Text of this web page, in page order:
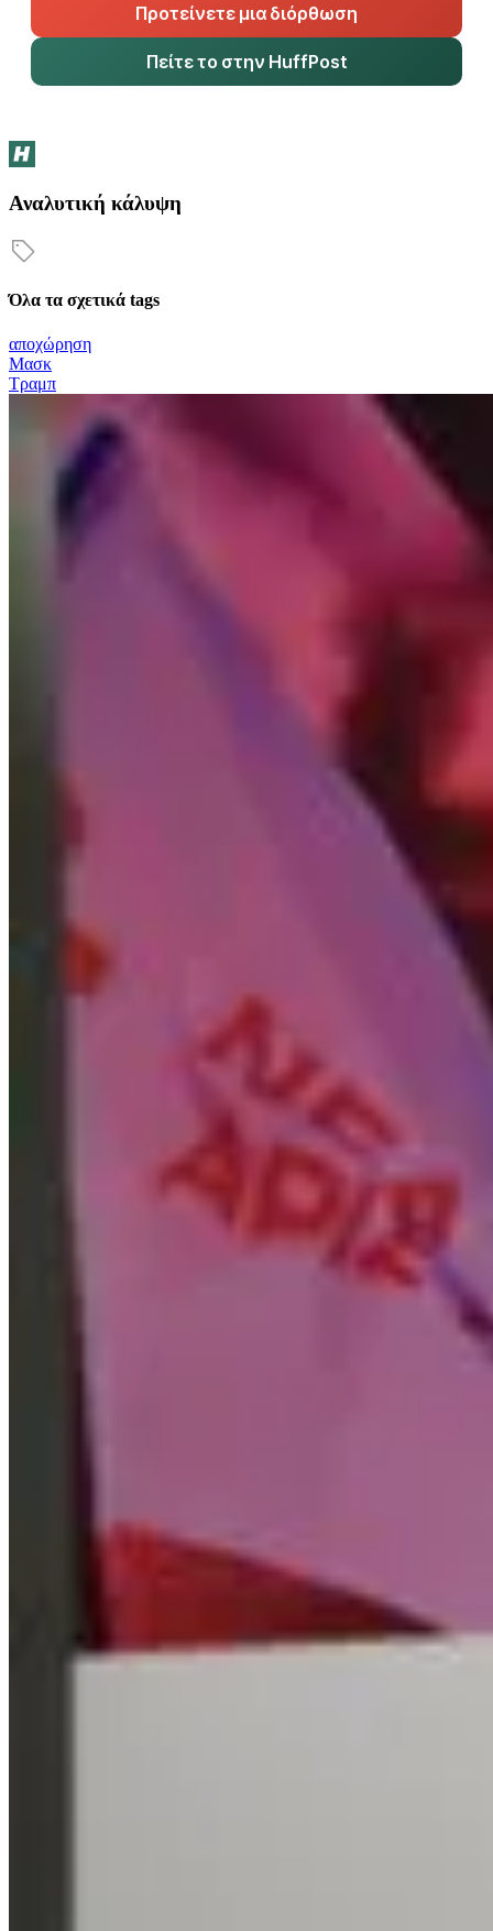
Προτείνετε μια διόρθωση
Πείτε το στην HuffPost
Αναλυτική κάλυψη
Όλα τα σχετικά tags
αποχώρηση
Μασκ
Τραμπ